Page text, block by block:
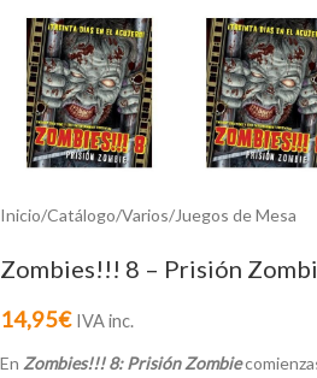
Inicio/Catálogo/Varios/Juegos de Mesa
Zombies!!! 8 – Prisión
14,95€ IVA inc.
En Zombies!!! 8: Prisión Zombie